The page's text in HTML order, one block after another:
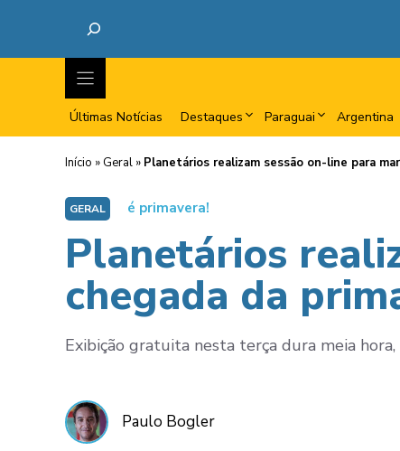
Últimas Notícias Destaques Paraguai Argentina
Início » Geral » Planetários realizam sessão on-line para
GERAL é primavera!
Planetários
chegada da
Exibição gratuita nesta terça dura meia
Paulo Bogler